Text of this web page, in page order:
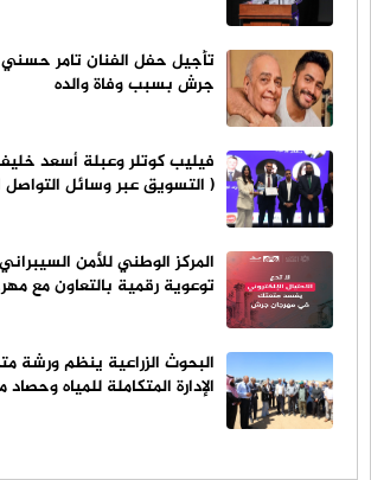
تأجيل حفل الفنان تامر
جرش بسبب وفاة والده
فيليب كوتلر وعبلة أسعد
( التسويق عبر وسائل التواصل
المركز الوطني للأمن
توعوية رقمية بالتعاون مع
البحوث الزراعية ينظم
الإدارة المتكاملة للمياه وحصاد